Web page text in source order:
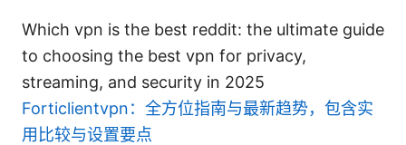
Which vpn is the best reddit: the ultimate guide
to choosing the best vpn for privacy,
streaming, and security in 2025
Forticlientvpn：全方位指南与最新趋势，包含实
用比较与设置要点